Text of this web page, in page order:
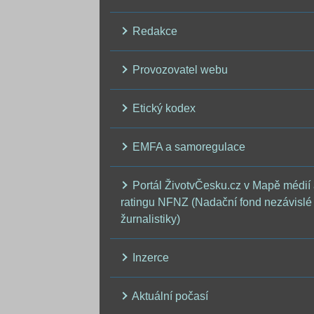
Redakce
Provozovatel webu
Etický kodex
EMFA a samoregulace
Portál ŽivotvČesku.cz v Mapě médií
ratingu NFNZ (Nadační fond nezávislé
žurnalistiky)
Inzerce
Aktuální počasí